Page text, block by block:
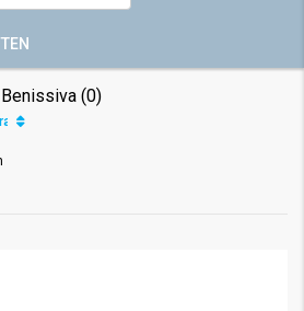
(0)